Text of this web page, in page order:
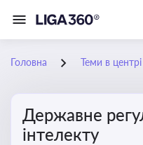
Головна Теми в
Державне
інтелекту